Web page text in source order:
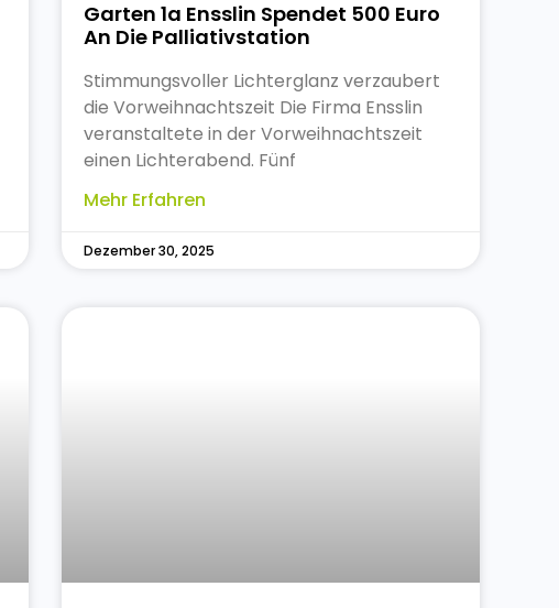
Garten 1a Ensslin Spendet 500 Euro
An Die Palliativstation
Stimmungsvoller Lichterglanz verzaubert
die Vorweihnachtszeit Die Firma Ensslin
veranstaltete in der Vorweihnachtszeit
einen Lichterabend. Fünf
Mehr Erfahren
Dezember 30, 2025